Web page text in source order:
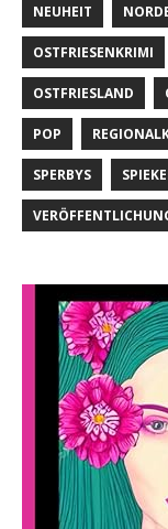
NEUHEIT
OSTFRIESENKRIMI
OSTFRIESLAND
POP
SPERBYS